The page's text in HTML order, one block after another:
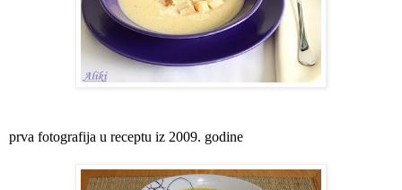
prva fotografija u receptu iz 2009. godine